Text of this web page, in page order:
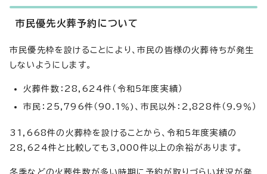
市民優先火葬予約について
市民優先枠を設けることにより、市民の皆様の火葬待ちが発生
しないようにします。
火葬件数：28,624件（令和5年度実績）
市民：25,796件（90.1％)、市民以外：2,828件（9.9％）
31,668件の火葬枠を設けることから、令和5年度実績の
28,624件と比較しても3,000件以上の余裕があります。
冬季などの火葬件数が多い時期に予約が取りづらい状況が発